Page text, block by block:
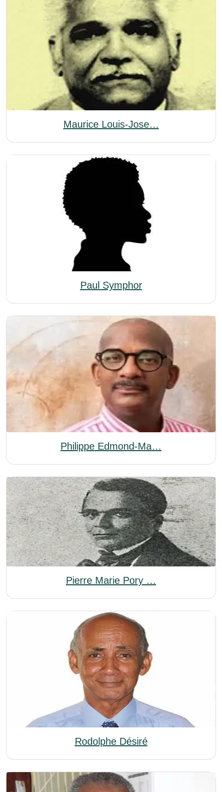
Maurice Louis-Jose…
Paul Symphor
Philippe Edmond-Ma…
Pierre Marie Pory …
Rodolphe Désiré